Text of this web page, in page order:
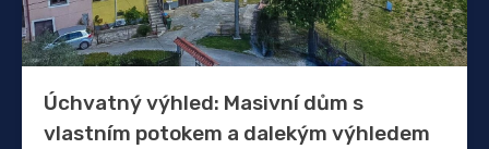
Úchvatný výhled: Masivní dům s
vlastním potokem a dalekým výhledem